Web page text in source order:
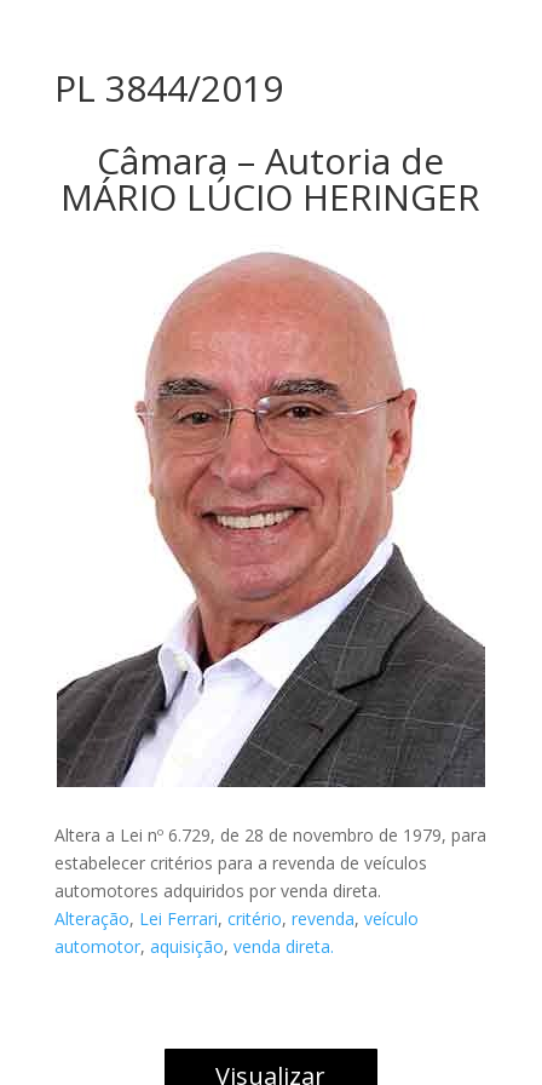
PL 3844/2019
Câmara – Autoria de
MÁRIO LÚCIO HERINGER
Altera a Lei nº 6.729, de 28 de novembro de 1979, para
estabelecer critérios para a revenda de veículos
automotores adquiridos por venda direta.
Alteração, Lei Ferrari, critério, revenda, veículo
automotor, aquisição, venda direta.
Visualizar